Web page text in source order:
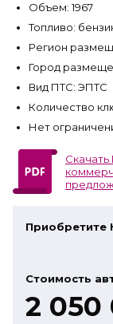
Объем: 1967
Топливо:
Регион
Город
Вид ПТС: ЭПТС
Количество
Нет
Скачать
Приобретите
Стоимость
2 050